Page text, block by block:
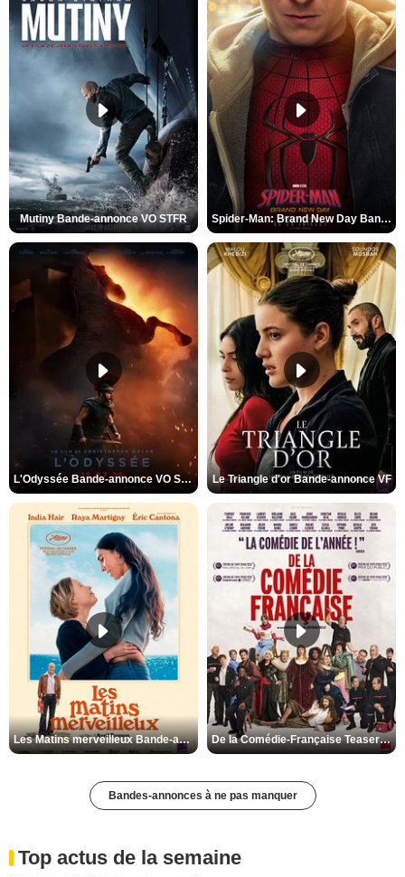
Mutiny Bande-annonce VO STFR Spider-Man: Brand New Day Bande-annonce VO STFR
L'Odyssée Bande-annonce VO STFR Le Triangle d'or Bande-annonce VF
Les Matins merveilleux Bande-annonce VF De la Comédie-Française Teaser VF
Bandes-annonces à ne pas manquer
Top actus de la semaine